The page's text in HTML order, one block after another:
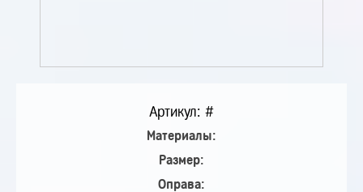
Артикул: #
Материалы:
Размер:
Оправа: